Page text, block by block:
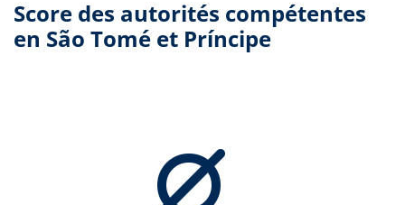
Score des autorités compétentes
en São Tomé et Príncipe